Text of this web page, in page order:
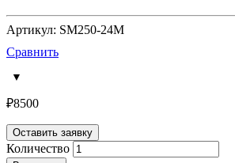
Артикул: SM250-24M
Сравнить
₽8500
Оставить заявку
Количество